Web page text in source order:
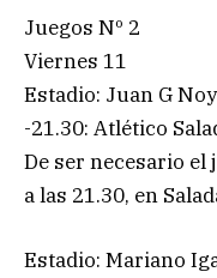
Juegos Nº 2
Viernes 11
Estadio: Juan G
-21.30: Atlético
De ser necesario el
a las 21.30, en
Estadio: Mariano